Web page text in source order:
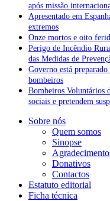
após missão
Apresentado em
extremos
Onze mortos e oito
Perigo de Incêndio
das Medidas de
Governo está
bombeiros
Bombeiros Voluntários
sociais e pretendem
Sobre nós
Quem somos
Sinopse
Donativos
Contactos
Estatuto editorial
Ficha técnica